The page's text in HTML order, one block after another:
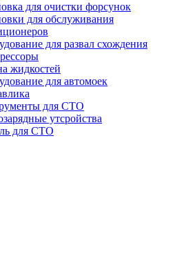
для очистки форсунок
для обслуживания
для развал схождения
жидкостей
для автомоек
для СТО
утсройства
для СТО